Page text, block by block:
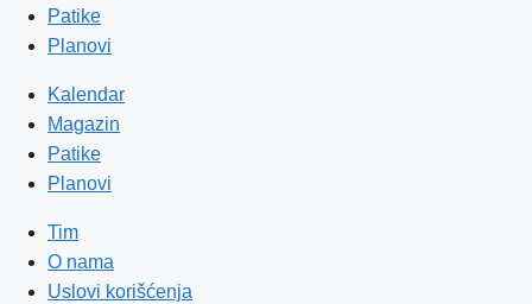
Patike
Planovi
Kalendar
Magazin
Patike
Planovi
Tim
O nama
Uslovi korišćenja